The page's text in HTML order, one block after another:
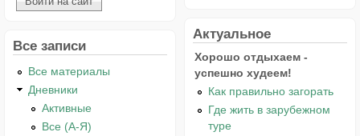
Все записи
Все материалы
Дневники
Активные
Все (А-Я)
Актуальное
Хорошо отдыхаем -
успешно худеем!
Как правильно загорать
Где жить в зарубежном
туре